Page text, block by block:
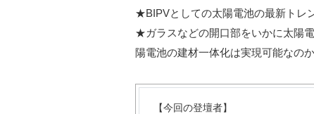
★BIPVとしての太陽電池の最新トレ
★ガラスなどの開口部をいかに太陽
陽電池の建材一体化は実現可能なの
【今回の登壇者】